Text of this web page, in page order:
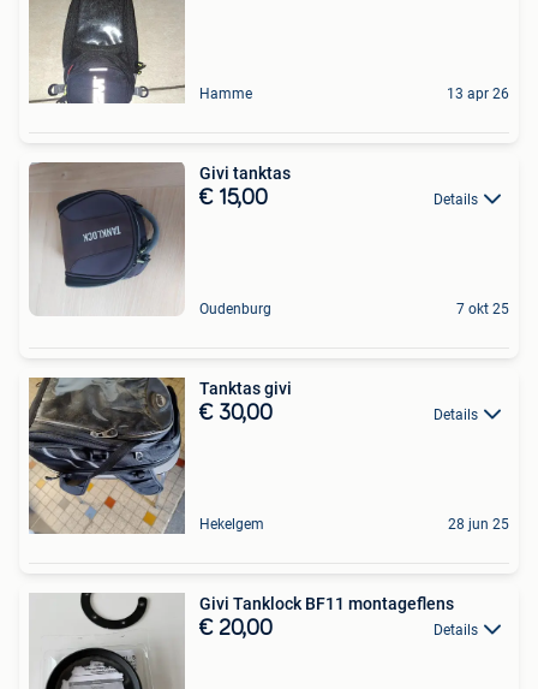
Hamme 13 apr 26
Givi tanktas
€ 15,00 Details
Oudenburg 7 okt 25
Tanktas givi
€ 30,00 Details
Hekelgem 28 jun 25
Givi Tanklock BF11 montageflens
€ 20,00 Details